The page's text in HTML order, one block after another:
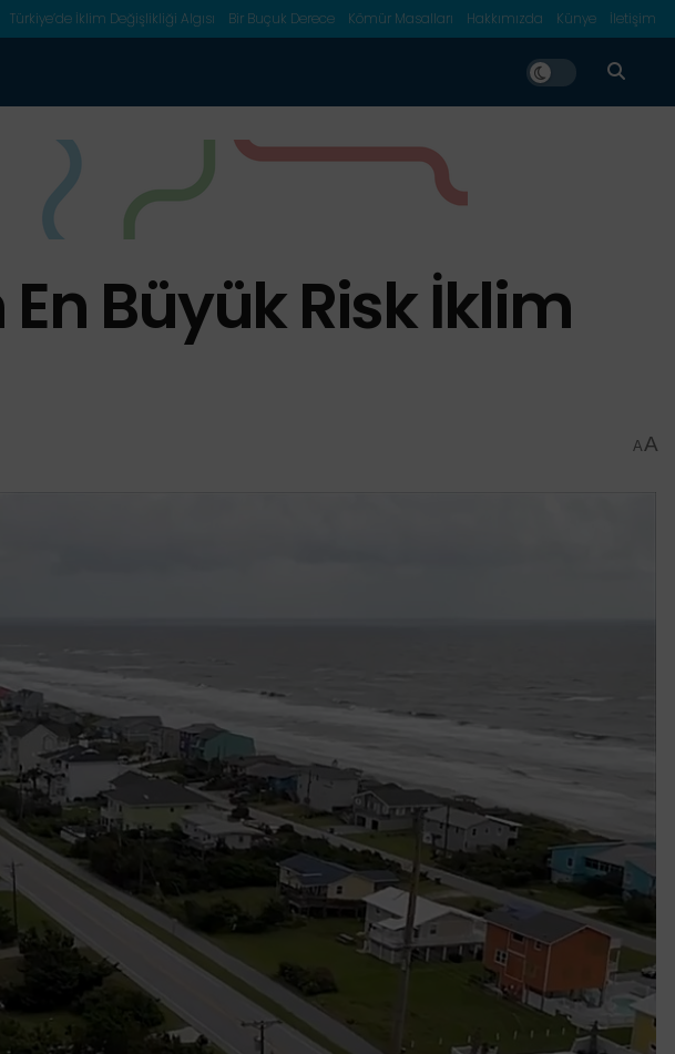
Türkiye’de İklim Değişlikliği Algısı Bir Buçuk Derece Kömür Masalları Hakkımızda Künye İletişim
Büyük Risk İklim
AA